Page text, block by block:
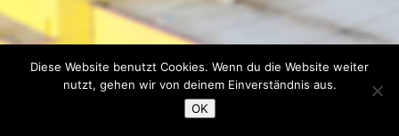
Diese Website benutzt Cookies. Wenn du die Website weiter
nutzt, gehen wir von deinem Einverständnis aus.
OK